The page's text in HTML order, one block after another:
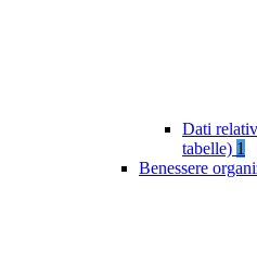
Dati
tabelle) 1
Benessere